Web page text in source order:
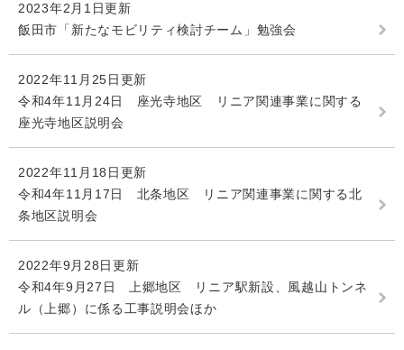
2023年2月1日更新
飯田市「新たなモビリティ検討チーム」勉強会
2022年11月25日更新
令和4年11月24日 座光寺地区 リニア関連事業に関する
座光寺地区説明会
2022年11月18日更新
令和4年11月17日 北条地区 リニア関連事業に関する北
条地区説明会
2022年9月28日更新
令和4年9月27日 上郷地区 リニア駅新設、風越山トンネ
ル（上郷）に係る工事説明会ほか